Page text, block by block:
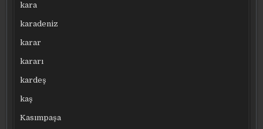
kara
karadeniz
karar
kararı
kardeş
kaş
Kasımpaşa